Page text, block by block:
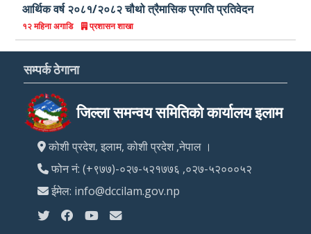
आर्थिक वर्ष २०८१/२०८२ चौथो त्रैमासिक प्रगति प्रतिवेदन
१२ महिना अगाडि प्रशासन शाखा
सम्पर्क ठेगाना
जिल्ला समन्वय समितिको कार्यालय इलाम
कोशी प्रदेश, इलाम, कोशी प्रदेश ,नेपाल ।
फोन नं: (+९७७)-०२७-५२१७७६ ,०२७-५२०००५२
ईमेल: info@dccilam.gov.np